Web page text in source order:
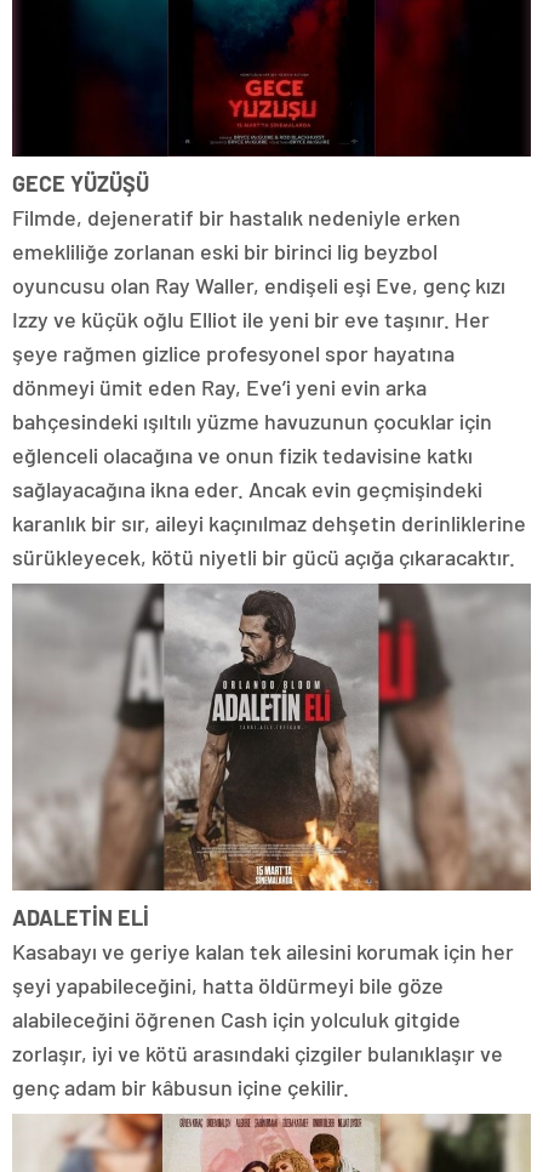
GECE YÜZÜŞÜ
Filmde, dejeneratif bir hastalık nedeniyle erken
emekliliğe zorlanan eski bir birinci lig beyzbol
oyuncusu olan Ray Waller, endişeli eşi Eve, genç kızı
Izzy ve küçük oğlu Elliot ile yeni bir eve taşınır. Her
şeye rağmen gizlice profesyonel spor hayatına
dönmeyi ümit eden Ray, Eve’i yeni evin arka
bahçesindeki ışıltılı yüzme havuzunun çocuklar için
eğlenceli olacağına ve onun fizik tedavisine katkı
sağlayacağına ikna eder. Ancak evin geçmişindeki
karanlık bir sır, aileyi kaçınılmaz dehşetin derinliklerine
sürükleyecek, kötü niyetli bir gücü açığa çıkaracaktır.
ADALETİN ELİ
Kasabayı ve geriye kalan tek ailesini korumak için her
şeyi yapabileceğini, hatta öldürmeyi bile göze
alabileceğini öğrenen Cash için yolculuk gitgide
zorlaşır, iyi ve kötü arasındaki çizgiler bulanıklaşır ve
genç adam bir kâbusun içine çekilir.